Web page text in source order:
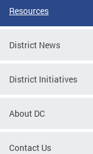
Resources
District News
District Initiatives
About DC
Contact Us